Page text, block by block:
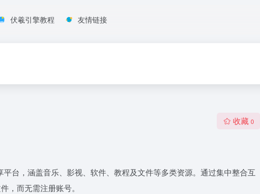
伏羲引擎教程 友情链接
收藏 0
台，涵盖音乐、影视、软件、教程及文件等多类资源。通过集中整合互
，而无需注册账号。